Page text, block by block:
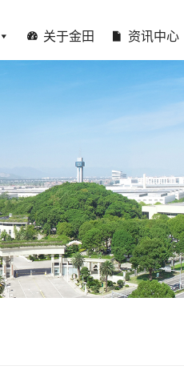
关于金田 资讯中心